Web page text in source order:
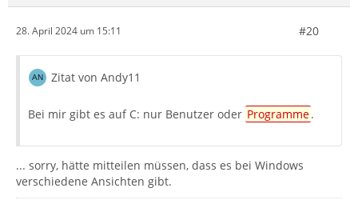
28. April 2024 um 15:11 #20
Zitat von Andy11
Bei mir gibt es auf C: nur Benutzer oder Programme.
... sorry, hätte mitteilen müssen, dass es bei Windows
verschiedene Ansichten gibt.